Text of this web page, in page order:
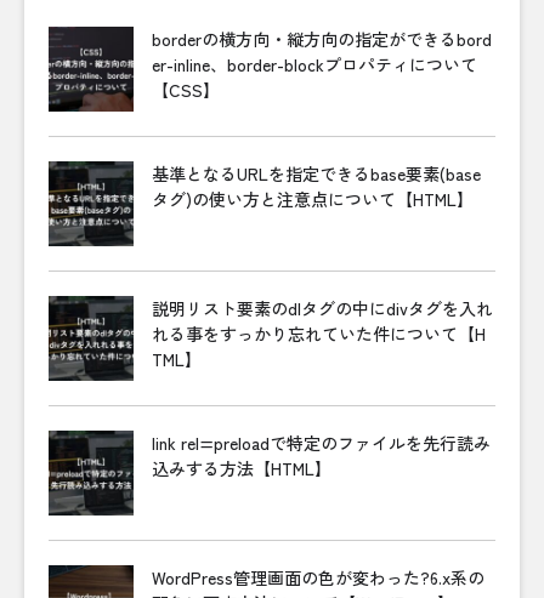
borderの横方向・縦方向の指定ができるbord
er-inline、border-blockプロパティについて
【CSS】
基準となるURLを指定できるbase要素(base
タグ)の使い方と注意点について【HTML】
説明リスト要素のdlタグの中にdivタグを入れ
れる事をすっかり忘れていた件について【H
TML】
link rel=preloadで特定のファイルを先行読み
込みする方法【HTML】
WordPress管理画面の色が変わった?6.x系の